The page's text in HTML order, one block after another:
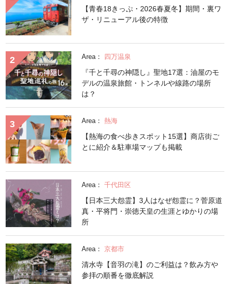
【青春18きっぷ・2026春夏冬】期間・裏ワ
ザ・リニューアル後の特徴
Area： 四万温泉
『千と千尋の神隠し』聖地17選：油屋のモ
デルの温泉旅館・トンネルや線路の場所
は？
Area： 熱海
【熱海の食べ歩きスポット15選】商店街ご
とに紹介＆駐車場マップも掲載
Area： 千代田区
【日本三大怨霊】3人はなぜ怨霊に？菅原道
真・平将門・崇徳天皇の生涯とゆかりの場
所
Area： 京都市
清水寺【音羽の滝】のご利益は？飲み方や
参拝の順番を徹底解説